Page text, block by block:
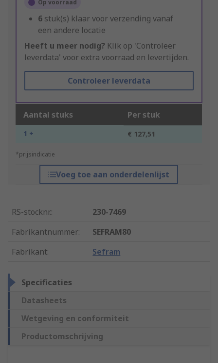
Op voorraad
6 stuk(s) klaar voor verzending vanaf
een andere locatie
Heeft u meer nodig? Klik op 'Controleer
leverdata' voor extra voorraad en levertijden.
Controleer leverdata
Aantal stuks Per stuk
1 + € 127,51
*prijsindicatie
Voeg toe aan onderdelenlijst
RS-stocknr.:
230-7469
Fabrikantnummer:
SEFRAM80
Fabrikant: Sefram
Specificaties
Datasheets
Wetgeving en conformiteit
Productomschrijving